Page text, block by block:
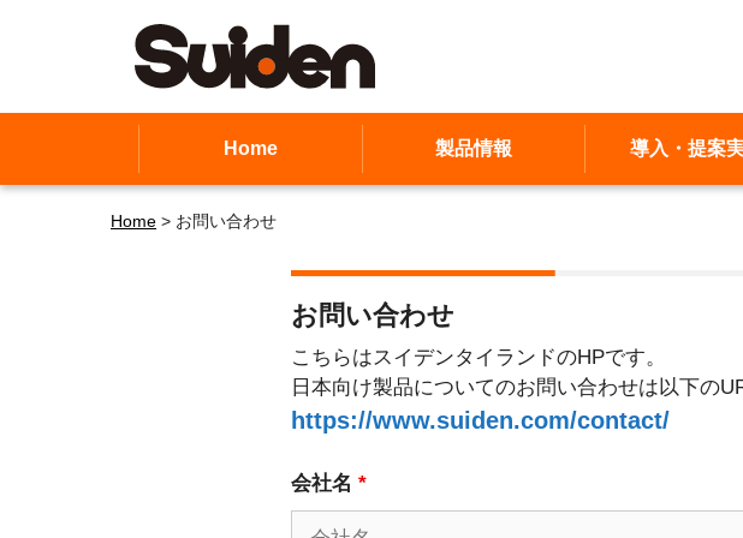
Home 製品情報 導入・提案
Home > お問い合わせ
お問い合わせ
こちらはスイデンタイランドのHPです。
日本向け製品についてのお問い合わせは以下の
https://www.suiden.com/contact/
会社名 *